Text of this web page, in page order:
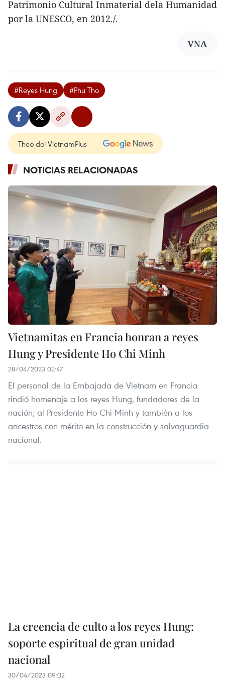
Patrimonio Cultural Inmaterial dela Humanidad
por la UNESCO, en 2012./.
VNA
#Reyes Hung #Phu Tho
Theo dõi VietnamPlus
NOTICIAS RELACIONADAS
Vietnamitas en Francia honran a reyes
Hung y Presidente Ho Chi Minh
28/04/2023 02:47
El personal de la Embajada de Vietnam en Francia
rindió homenaje a los reyes Hung, fundadores de la
nación; al Presidente Ho Chi Minh y también a los
ancestros con mérito en la construcción y salvaguardia
nacional.
La creencia de culto a los reyes Hung:
soporte espiritual de gran unidad
nacional
30/04/2023 09:02